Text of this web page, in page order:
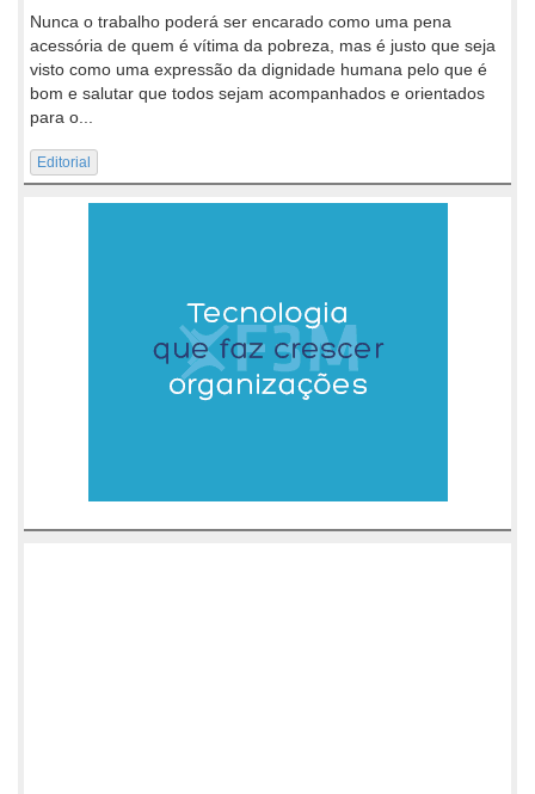
Nunca o trabalho poderá ser encarado como uma pena
acessória de quem é vítima da pobreza, mas é justo que seja
visto como uma expressão da dignidade humana pelo que é
bom e salutar que todos sejam acompanhados e orientados
para o...
Editorial